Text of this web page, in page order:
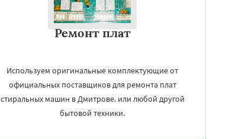
Ремонт плат
Используем оригинальные комплектующие от
официальных поставщиков для ремонта плат
стиральных машин в Дмитрове. или любой другой
бытовой техники.